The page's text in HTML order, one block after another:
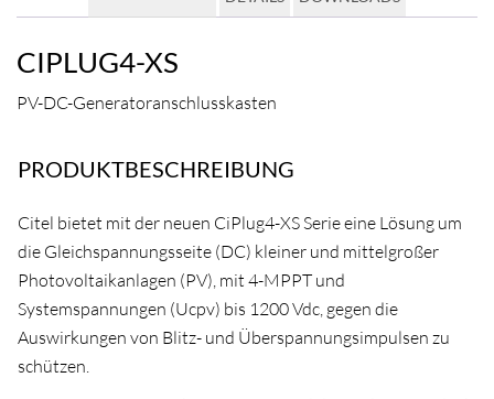
CIPLUG4-XS
PV-DC-Generatoranschlusskasten
PRODUKTBESCHREIBUNG
Citel bietet mit der neuen CiPlug4-XS Serie eine Lösung um
die Gleichspannungsseite (DC) kleiner und mittelgroßer
Photovoltaikanlagen (PV), mit 4-MPPT und
Systemspannungen (Ucpv) bis 1200 Vdc, gegen die
Auswirkungen von Blitz- und Überspannungsimpulsen zu
schützen.